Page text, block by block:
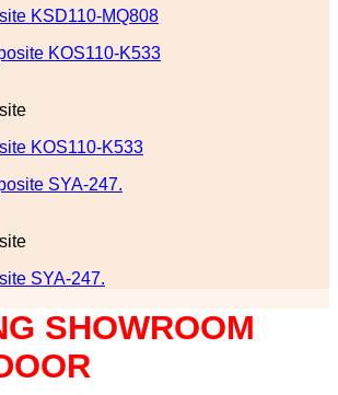
KSD110-MQ808
KOS110-K533
SYA-247.
SHOWROOM